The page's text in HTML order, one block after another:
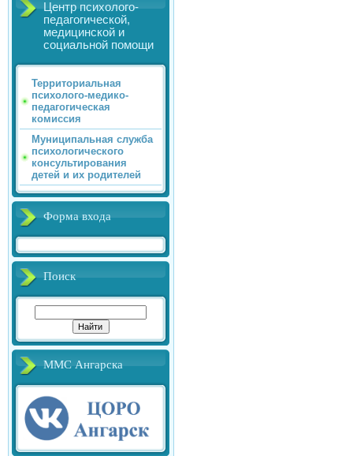
Центр психолого-
педагогической,
медицинской и
социальной помощи
Территориальная
психолого-медико-
педагогическая
комиссия
Муниципальная служба
психологического
консультирования
детей и их родителей
Форма входа
Поиск
ММС Ангарска